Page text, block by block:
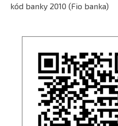
kód banky 2010 (Fio banka)